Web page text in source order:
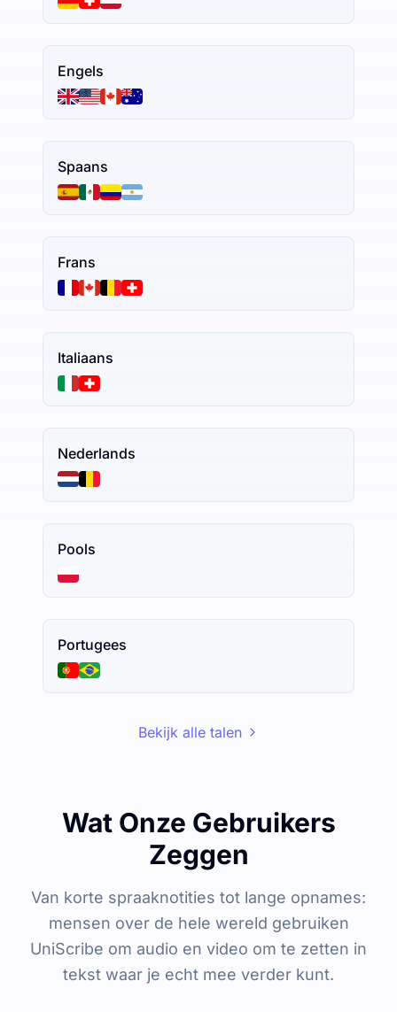
Engels
Spaans
Frans
Italiaans
Nederlands
Pools
Portugees
Bekijk alle talen
Wat Onze Gebruikers
Zeggen
Van korte spraaknotities tot lange opnames:
mensen over de hele wereld gebruiken
UniScribe om audio en video om te zetten in
tekst waar je echt mee verder kunt.